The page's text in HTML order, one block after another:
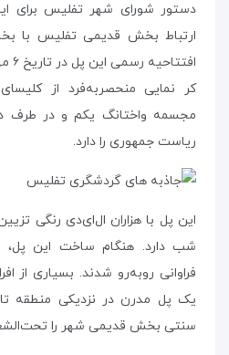
دستور شورای شهر تفلیس برای
ارتباط بخش قدیمی تفلیس با
کر نمایی منحصر‌به‌فرد از
مجسمه‌ واختانگ یکم و در طرف
ریاست جمهوری را دارد.
این پل با هزاران ال‌ای‌دی رنگی
شب دارد. هنگام ساخت این پل،
فراوانی روبه‌رو شدند. بسیاری از
یک پل مدرن در نزدیکی منطقه‌
سنتی بخش قدیمی شهر را